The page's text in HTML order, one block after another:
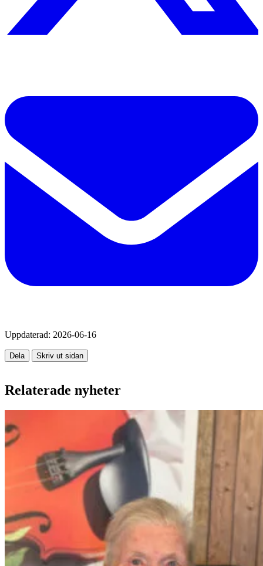
Uppdaterad: 2026-06-16
Dela Skriv ut sidan
Relaterade nyheter